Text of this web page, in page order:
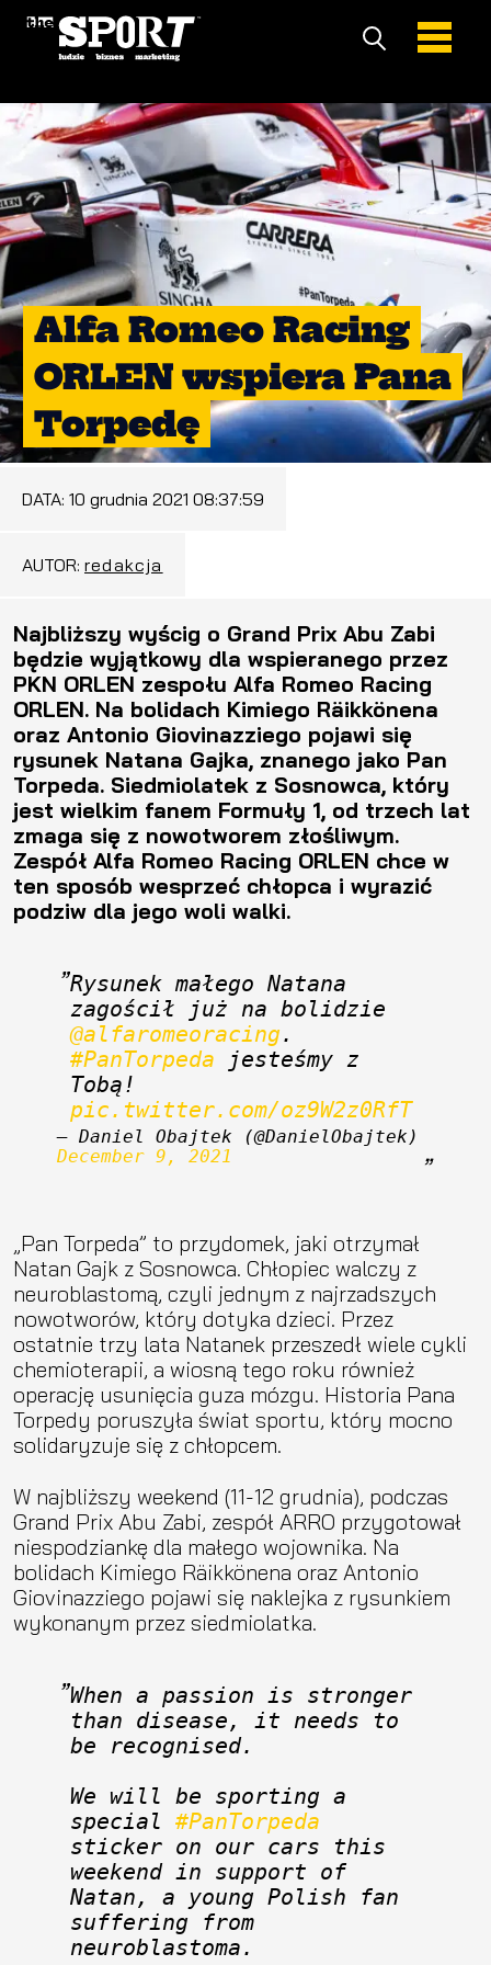
Alfa Romeo Racing
ORLEN wspiera Pana
Torpedę
DATA: 10 grudnia 2021 08:37:59
AUTOR: redakcja
Najbliższy wyścig o Grand Prix Abu Zabi
będzie wyjątkowy dla wspieranego przez
PKN ORLEN zespołu Alfa Romeo Racing
ORLEN. Na bolidach Kimiego Räikkönena
oraz Antonio Giovinazziego pojawi się
rysunek Natana Gajka, znanego jako Pan
Torpeda. Siedmiolatek z Sosnowca, który
jest wielkim fanem Formuły 1, od trzech lat
zmaga się z nowotworem złośliwym.
Zespół Alfa Romeo Racing ORLEN chce w
ten sposób wesprzeć chłopca i wyrazić
podziw dla jego woli walki.
Rysunek małego Natana
@alfaromeoracing
#PanTorpeda jesteśmy z
pic.twitter.com/oz9W2z0RfT
December 9, 2021
„Pan Torpeda” to przydomek, jaki otrzymał
Natan Gajk z Sosnowca. Chłopiec walczy z
neuroblastomą, czyli jednym z najrzadszych
nowotworów, który dotyka dzieci. Przez
ostatnie trzy lata Natanek przeszedł wiele cykli
chemioterapii, a wiosną tego roku również
operację usunięcia guza mózgu. Historia Pana
Torpedy poruszyła świat sportu, który mocno
solidaryzuje się z chłopcem.
W najbliższy weekend (11-12 grudnia), podczas
Grand Prix Abu Zabi, zespół ARRO przygotował
niespodziankę dla małego wojownika. Na
bolidach Kimiego Räikkönena oraz Antonio
Giovinazziego pojawi się naklejka z rysunkiem
wykonanym przez siedmiolatka.
When a passion is stronger
than disease, it needs to
be recognised.
We will be sporting a
special #PanTorpeda
sticker on our cars this
weekend in support of
Natan, a young Polish fan
suffering from
neuroblastoma.